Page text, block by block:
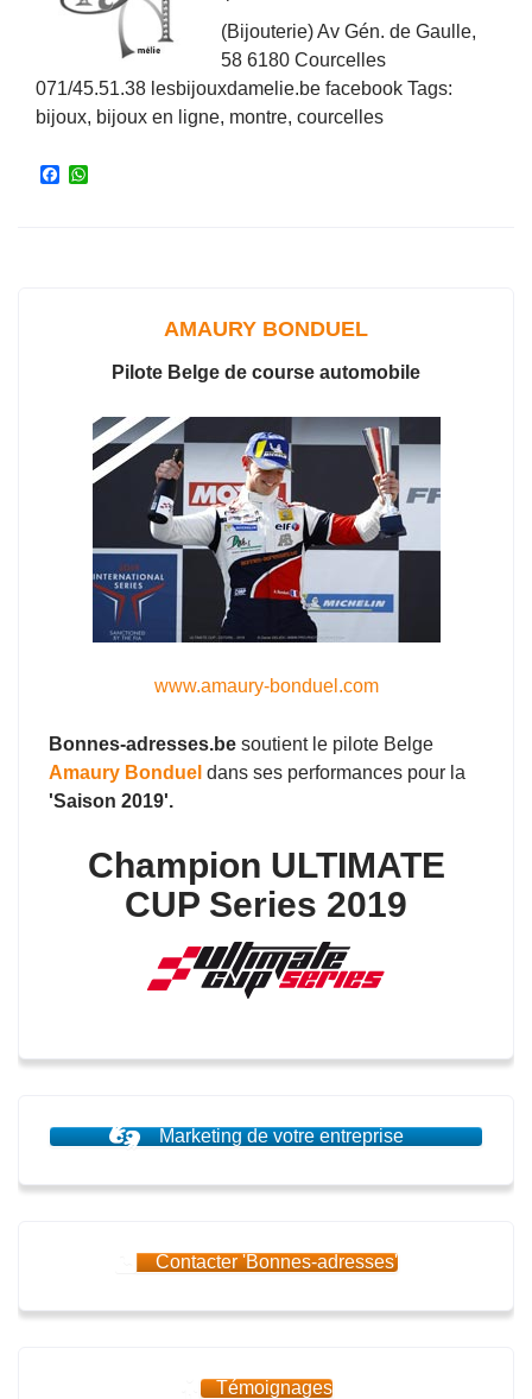
(Bijouterie) Av Gén. de Gaulle,
58 6180 Courcelles
071/45.51.38 lesbijouxdamelie.be facebook Tags:
bijoux, bijoux en ligne, montre, courcelles
F
AMAURY BONDUEL
Pilote Belge de course automobile
www.amaury-bonduel.com
Bonnes-adresses.be soutient le pilote Belge
Amaury Bonduel dans ses performances pour la
'Saison 2019'.
Champion ULTIMATE
CUP Series 2019
Marketing de votre entreprise
Contacter 'Bonnes-adresses'
Témoignages